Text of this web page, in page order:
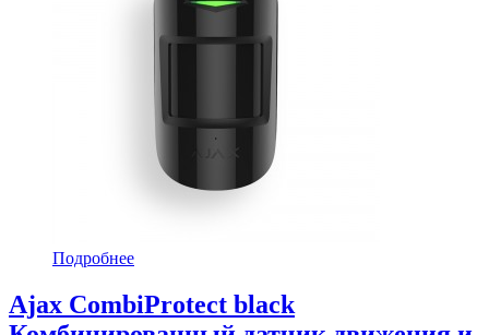
Подробнее
Ajax CombiProtect black